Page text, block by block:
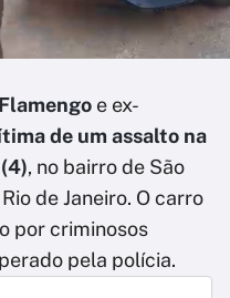
e ex-
de um assalto na
, no bairro de São
de Janeiro. O carro
por criminosos
pela polícia.